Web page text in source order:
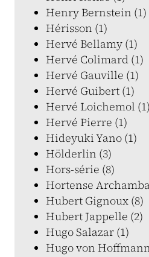
Henry Bernstein (1)
Hérisson (1)
Hervé Bellamy (1)
Hervé Colimard (1)
Hervé Gauville (1)
Hervé Guibert (1)
Hervé Loichemol (1)
Hervé Pierre (1)
Hideyuki Yano (1)
Hölderlin (3)
Hors-série (8)
Hortense
Hubert Gignoux (8)
Hubert Jappelle (2)
Hugo Salazar (1)
Hugo von